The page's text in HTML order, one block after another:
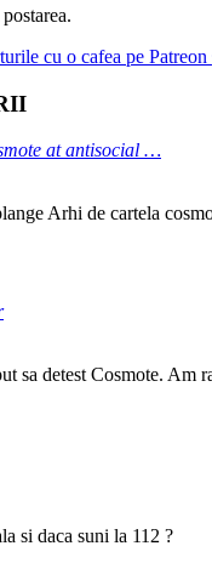
cu o cafea pe Patreon
at antisocial …
Arhi de cartela
sa detest Cosmote. Am
si daca suni la 112 ?